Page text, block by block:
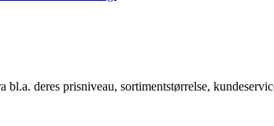
deres prisniveau, sortimentstørrelse,